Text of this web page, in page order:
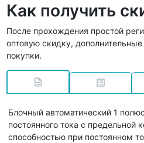
Как получить
После прохождения простой
оптовую скидку,
покупки.
Блочный автоматический 1
постоянного тока с предельной
способностью при постоянном